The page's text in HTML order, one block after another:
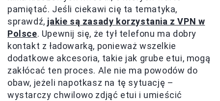
pamiętać. Jeśli ciekawi cię ta tematyka,
sprawdź, jakie są zasady korzystania z VPN w
Polsce. Upewnij się, że tył telefonu ma dobry
kontakt z ładowarką, ponieważ wszelkie
dodatkowe akcesoria, takie jak grube etui, mogą
zakłócać ten proces. Ale nie ma powodów do
obaw, jeżeli napotkasz na tę sytuację –
wystarczy chwilowo zdjąć etui i umieścić